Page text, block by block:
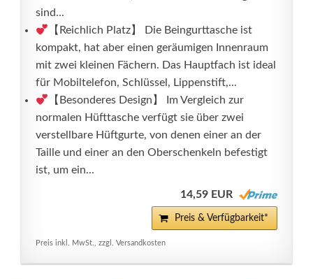
sind...
【Reichlich Platz】 Die Beingurttasche ist
kompakt, hat aber einen geräumigen Innenraum
mit zwei kleinen Fächern. Das Hauptfach ist ideal
für Mobiltelefon, Schlüssel, Lippenstift,...
【Besonderes Design】 Im Vergleich zur
normalen Hüfttasche verfügt sie über zwei
verstellbare Hüftgurte, von denen einer an der
Taille und einer an den Oberschenkeln befestigt
ist, um ein...
14,59 EUR
Preis & Verfügbarkeit*
Preis inkl. MwSt., zzgl. Versandkosten